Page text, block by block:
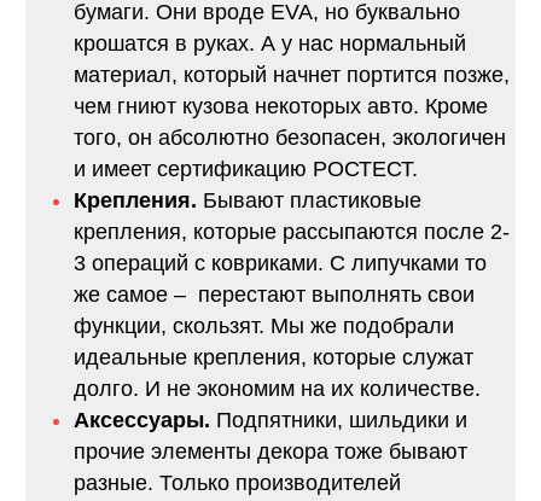
бумаги. Они вроде EVA, но буквально
крошатся в руках. А у нас нормальный
материал, который начнет портится позже,
чем гниют кузова некоторых авто. Кроме
того, он абсолютно безопасен, экологичен
и имеет сертификацию РОСТЕСТ.
Крепления. Бывают пластиковые
крепления, которые рассыпаются после 2-
3 операций с ковриками. С липучками то
же самое – перестают выполнять свои
функции, скользят. Мы же подобрали
идеальные крепления, которые служат
долго. И не экономим на их количестве.
Аксессуары. Подпятники, шильдики и
прочие элементы декора тоже бывают
разные. Только производителей